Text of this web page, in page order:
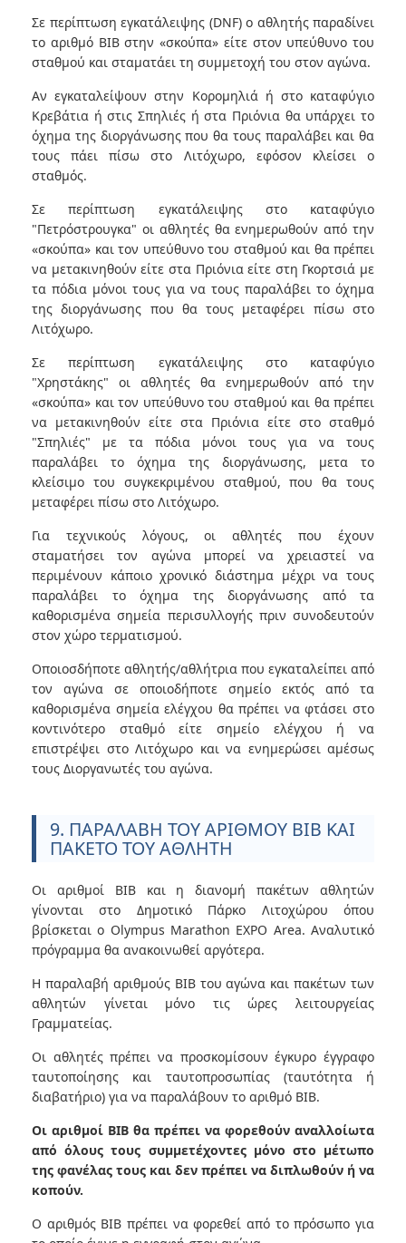
Σε περίπτωση εγκατάλειψης (DNF) ο αθλητής παραδίνει
το αριθμό ΒΙΒ στην «σκούπα» είτε στον υπεύθυνο του
σταθμού και σταματάει τη συμμετοχή του στον αγώνα.
Αν εγκαταλείψουν στην Κορομηλιά ή στο καταφύγιο
Κρεβάτια ή στις Σπηλιές ή στα Πριόνια θα υπάρχει το
όχημα της διοργάνωσης που θα τους παραλάβει και θα
τους πάει πίσω στο Λιτόχωρο, εφόσον κλείσει ο
σταθμός.
Σε περίπτωση εγκατάλειψης στο καταφύγιο
"Πετρόστρουγκα" οι αθλητές θα ενημερωθούν από την
«σκούπα» και τον υπεύθυνο του σταθμού και θα πρέπει
να μετακινηθούν είτε στα Πριόνια είτε στη Γκορτσιά με
τα πόδια μόνοι τους για να τους παραλάβει το όχημα
της διοργάνωσης που θα τους μεταφέρει πίσω στο
Λιτόχωρο.
Σε περίπτωση εγκατάλειψης στο καταφύγιο
"Χρηστάκης" οι αθλητές θα ενημερωθούν από την
«σκούπα» και τον υπεύθυνο του σταθμού και θα πρέπει
να μετακινηθούν είτε στα Πριόνια είτε στο σταθμό
"Σπηλιές" με τα πόδια μόνοι τους για να τους
παραλάβει το όχημα της διοργάνωσης, μετα το
κλείσιμο του συγκεκριμένου σταθμού, που θα τους
μεταφέρει πίσω στο Λιτόχωρο.
Για τεχνικούς λόγους, οι αθλητές που έχουν
σταματήσει τον αγώνα μπορεί να χρειαστεί να
περιμένουν κάποιο χρονικό διάστημα μέχρι να τους
παραλάβει το όχημα της διοργάνωσης από τα
καθορισμένα σημεία περισυλλογής πριν συνοδευτούν
στον χώρο τερματισμού.
Οποιοσδήποτε αθλητής/αθλήτρια που εγκαταλείπει από
τον αγώνα σε οποιοδήποτε σημείο εκτός από τα
καθορισμένα σημεία ελέγχου θα πρέπει να φτάσει στο
κοντινότερο σταθμό είτε σημείο ελέγχου ή να
επιστρέψει στο Λιτόχωρο και να ενημερώσει αμέσως
τους Διοργανωτές του αγώνα.
9. ΠΑΡΑΛΑΒΗ ΤΟΥ ΑΡΙΘΜΟΥ BIB ΚΑΙ
ΠΑΚΕΤΟ ΤΟΥ ΑΘΛΗΤΗ
Οι αριθμοί BIB και η διανομή πακέτων αθλητών
γίνονται στο Δημοτικό Πάρκο Λιτοχώρου όπου
βρίσκεται ο Olympus Marathon EXPO Area. Αναλυτικό
πρόγραμμα θα ανακοινωθεί αργότερα.
Η παραλαβή αριθμούς BIB του αγώνα και πακέτων των
αθλητών γίνεται μόνο τις ώρες λειτουργείας
Γραμματείας.
Οι αθλητές πρέπει να προσκομίσουν έγκυρο έγγραφο
ταυτοποίησης και ταυτοπροσωπίας (ταυτότητα ή
διαβατήριο) για να παραλάβουν το αριθμό BIB.
Οι αριθμοί ΒΙΒ θα πρέπει να φορεθούν αναλλοίωτα
από όλους τους συμμετέχοντες μόνο στο μέτωπο
της φανέλας τους και δεν πρέπει να διπλωθούν ή να
κοπούν.
Ο αριθμός ΒΙΒ πρέπει να φορεθεί από το πρόσωπο για